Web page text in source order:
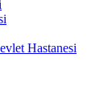
Hastanesi